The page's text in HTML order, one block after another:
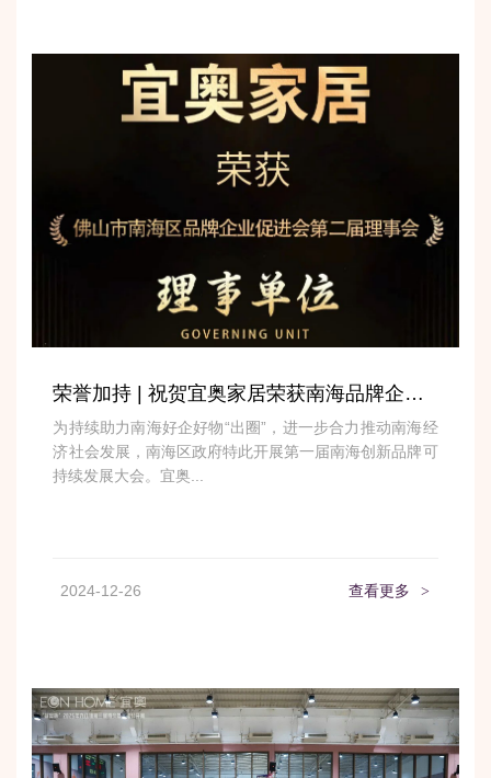
荣誉加持 | 祝贺宜奥家居荣获南海品牌企业促进会第二届理事会理事单位称号
为持续助力南海好企好物“出圈”，进一步合力推动南海经
济社会发展，南海区政府特此开展第一届南海创新品牌可
持续发展大会。宜奥...
2024-12-26 查看更多 >